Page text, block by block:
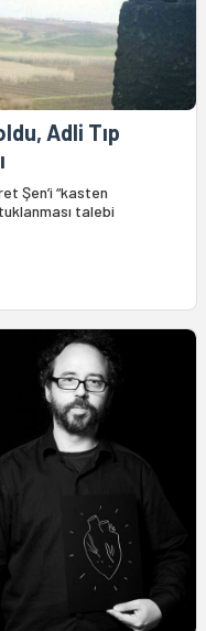
Adli Tıp
Şen’i “kasten
talebi